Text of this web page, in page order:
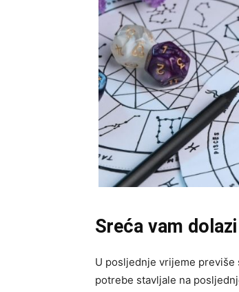
Sreća vam
U posljednje vrijeme
potrebe stavljale na